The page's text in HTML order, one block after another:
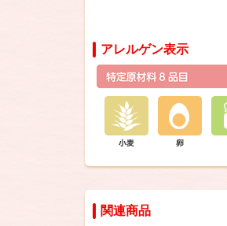
アレルゲン表示
関連商品